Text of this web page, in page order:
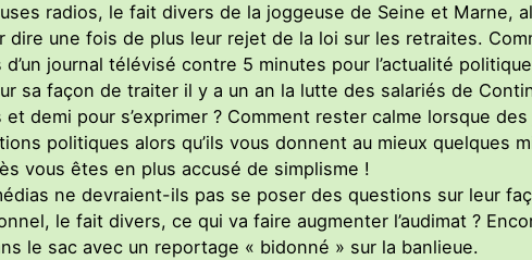
radios, le fait divers de la joggeuse de Seine et Marne,
dire une fois de plus leur rejet de la loi sur les retraites.
d’un journal télévisé contre 5 minutes pour l’actualité
sa façon de traiter il y a un an la lutte des salariés de
et demi pour s’exprimer ? Comment rester calme lorsque
politiques alors qu’ils vous donnent au mieux quelques
vous êtes en plus accusé de simplisme !
ne devraient-ils pas se poser des questions sur leur
le fait divers, ce qui va faire augmenter l’audimat ?
le sac avec un reportage « bidonné » sur la banlieue.